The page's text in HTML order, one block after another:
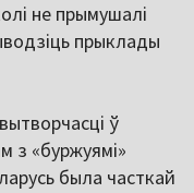
не прымушалі
прыклады
ў
з «буржуямі»
была часткай